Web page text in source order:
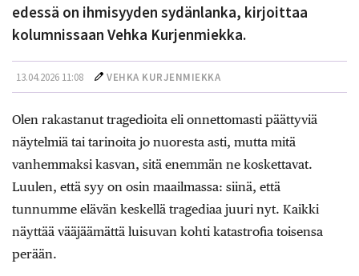
edessä on ihmisyyden sydänlanka, kirjoittaa
kolumnissaan Vehka Kurjenmiekka.
13.04.2026 11:08 VEHKA KURJENMIEKKA
Olen rakastanut tragedioita eli onnettomasti päättyviä
näytelmiä tai tarinoita jo nuoresta asti, mutta mitä
vanhemmaksi kasvan, sitä enemmän ne koskettavat.
Luulen, että syy on osin maailmassa: siinä, että
tunnumme elävän keskellä tragediaa juuri nyt. Kaikki
näyttää vääjäämättä luisuvan kohti katastrofia toisensa
perään.